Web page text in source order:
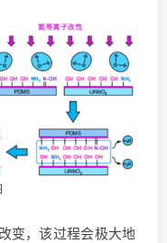
变，该过程会极大地